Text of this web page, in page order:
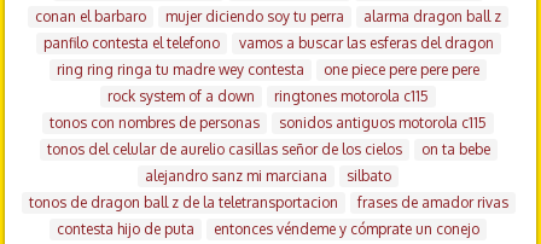
conan el barbaro
mujer diciendo soy tu perra
alarma dragon ball z
panfilo contesta el telefono
vamos a buscar las esferas del dragon
ring ring ringa tu madre wey contesta
one piece pere pere pere
rock system of a down
ringtones motorola c115
tonos con nombres de personas
sonidos antiguos motorola c115
tonos del celular de aurelio casillas señor de los cielos
on ta bebe
alejandro sanz mi marciana
silbato
tonos de dragon ball z de la teletransportacion
frases de amador rivas
contesta hijo de puta
entonces véndeme y cómprate un conejo